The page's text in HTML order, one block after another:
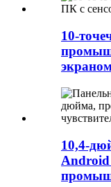
10-
10,4-
Android